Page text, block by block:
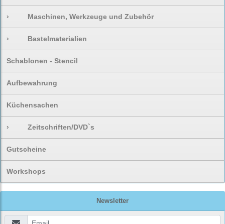
› Maschinen, Werkzeuge und Zubehör
› Bastelmaterialien
Schablonen - Stencil
Aufbewahrung
Küchensachen
› Zeitschriften/DVD`s
Gutscheine
Workshops
Newsletter